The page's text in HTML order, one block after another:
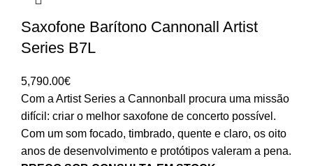
Saxofone Barítono Cannonall Artist
Series B7L
5,790.00€
Com a Artist Series a Cannonball procura uma missão
difícil: criar o melhor saxofone de concerto possível.
Com um som focado, timbrado, quente e claro, os oito
anos de desenvolvimento e protótipos valeram a pena.